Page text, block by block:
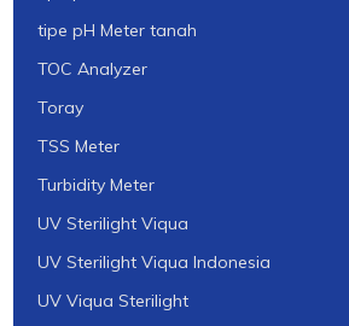
tipe pH Meter tanah
TOC Analyzer
Toray
TSS Meter
Turbidity Meter
UV Sterilight Viqua
UV Sterilight Viqua Indonesia
UV Viqua Sterilight